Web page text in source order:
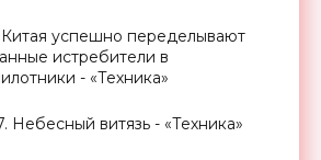
успешно переделывают
истребители в
- «Техника»
Небесный витязь - «Техника»